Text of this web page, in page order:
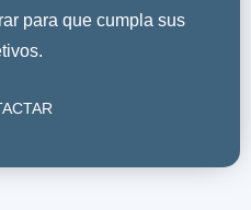
para que cumpla sus